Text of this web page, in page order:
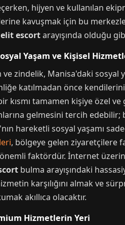
hijyen ve kullanılan
kavuşmak için bu
elit escortarayışında olduğu
Yaşam ve Kişisel
ve zindelik, Manisa'daki sosyal
katılmadan önce
kısmı tamamen kişiye özel
gelmesini tercih
hareketli sosyal yaşamı
, bölgeye gelen ziyaretçilere
faktördür. İnternet
bulma arayışındaki
karşılığını almak ve
akıllıca olacaktır.
Hizmetlerin Yeri